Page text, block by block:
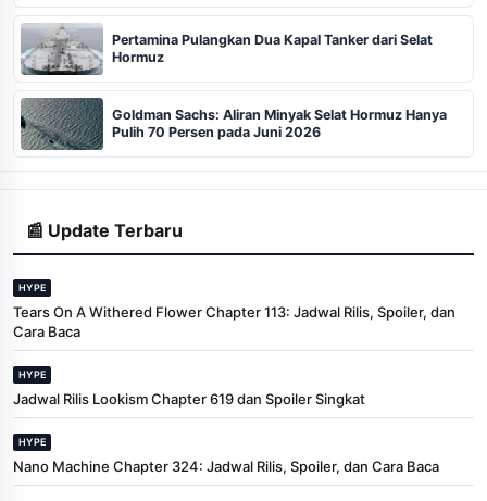
Pertamina Pulangkan Dua Kapal Tanker dari Selat
Hormuz
Goldman Sachs: Aliran Minyak Selat Hormuz Hanya
Pulih 70 Persen pada Juni 2026
📰 Update Terbaru
HYPE
Tears On A Withered Flower Chapter 113: Jadwal Rilis, Spoiler, dan
Cara Baca
HYPE
Jadwal Rilis Lookism Chapter 619 dan Spoiler Singkat
HYPE
Nano Machine Chapter 324: Jadwal Rilis, Spoiler, dan Cara Baca